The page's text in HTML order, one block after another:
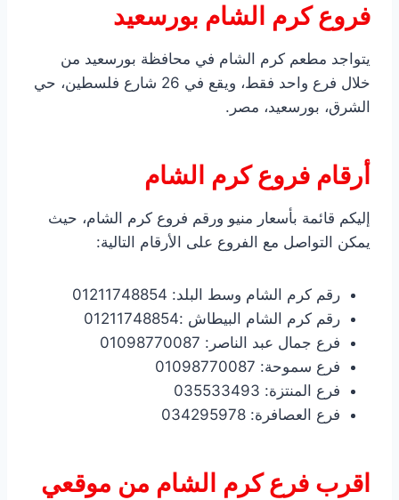
فروع كرم الشام بورسعيد
يتواجد مطعم كرم الشام في محافظة بورسعيد من
خلال فرع واحد فقط، ويقع في 26 شارع فلسطين، حي
الشرق، بورسعيد، مصر.
أرقام فروع كرم الشام
إليكم قائمة بأسعار منيو ورقم فروع كرم الشام، حيث
يمكن التواصل مع الفروع على الأرقام التالية:
رقم كرم الشام وسط البلد: 01211748854
رقم كرم الشام البيطاش :01211748854
فرع جمال عبد الناصر: 01098770087
فرع سموحة: 01098770087
فرع المنتزة: 035533493
فرع العصافرة: 034295978
اقرب فرع كرم الشام من موقعي